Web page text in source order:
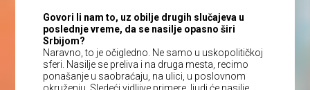
Govori li nam to, uz obilje drugih slučajeva u
poslednje vreme, da se nasilje opasno širi
Srbijom?
Naravno, to je očigledno. Ne samo u uskopolitičkoj
sferi. Nasilje se preliva i na druga mesta, recimo
ponašanje u saobraćaju, na ulici, u poslovnom
okruženju. Sledeći vidljive primere, ljudi će nasilje